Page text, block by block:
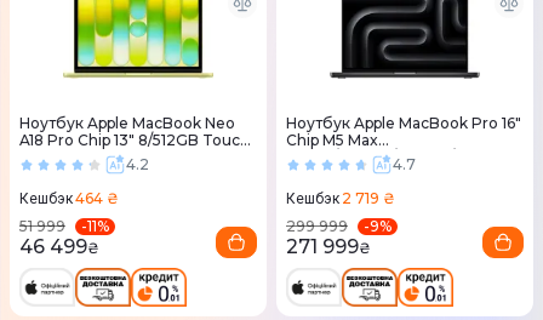
Ноутбук Apple MacBook Neo
A18 Pro Chip 13" 8/512GB Touch
ID Citrus (MHFE4) 2026
4.2
Кешбэк464 ₴
51 999
-11%
46 499₴
Ноутбук Apple MacBook Pro 16"
Chip M5 Max
18CPU/32GPU/36RAM/2TB
Space Black MGED4 2026
4.7
Кешбэк 2 719 ₴
299 999
-9%
271 999₴